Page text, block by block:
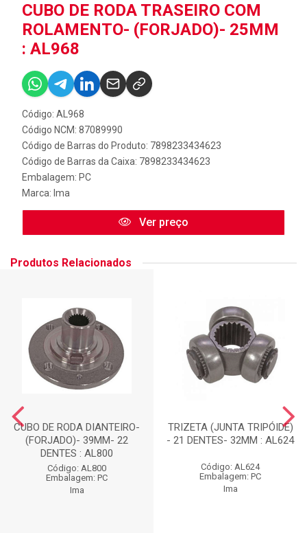
CUBO DE RODA TRASEIRO COM
ROLAMENTO- (FORJADO)- 25MM
: AL968
Código: AL968
Código NCM: 87089990
Código de Barras do Produto: 7898233434623
Código de Barras da Caixa: 7898233434623
Embalagem: PC
Marca: Ima
Ver preço
Produtos Relacionados
CUBO DE RODA DIANTEIRO-
(FORJADO)- 39MM- 22
DENTES : AL800
Código: AL800
Embalagem: PC
Ima
TRIZETA (JUNTA TRIPÓIDE)
- 21 DENTES- 32MM : AL624
Código: AL624
Embalagem: PC
Ima